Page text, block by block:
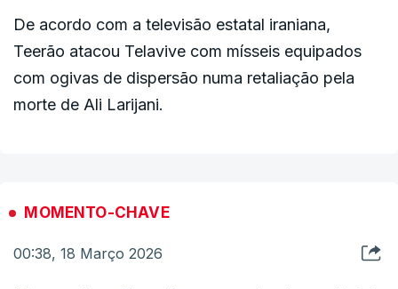
De acordo com a televisão estatal iraniana,
Teerão atacou Telavive com mísseis equipados
com ogivas de dispersão numa retaliação pela
morte de Ali Larijani.
MOMENTO-CHAVE
00:38, 18 Março 2026